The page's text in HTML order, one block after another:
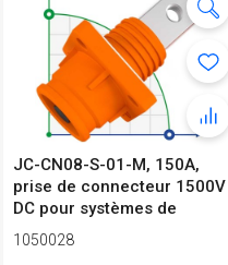
JC-CN08-S-01-M, 150A,
prise de connecteur 1500V
DC pour systèmes de
stockage ...
1050028